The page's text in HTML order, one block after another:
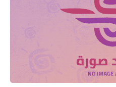
مواضيع تربوية
وثائق تربوية
الشؤون الاجتماعية لأسرة
التعليم